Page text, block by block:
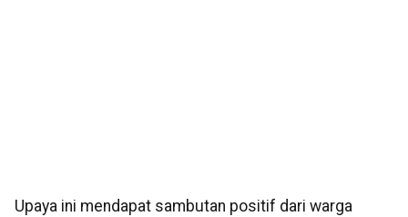
Upaya ini mendapat sambutan positif dari warga